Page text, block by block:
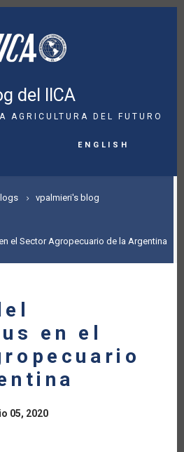
del IICA
AGRICULTURA DEL FUTURO
English
vpalmieri's blog
el Sector Agropecuario de la Argentina
en el
05, 2020